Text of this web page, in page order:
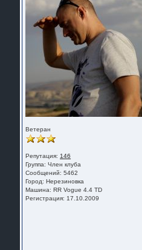
Ветеран
Репутация: 146
Группа:Член клуба
Сообщений: 5462
Город: Нерезиновка
Машина: RR Vogue 4.4 TD
Регистрация: 17.10.2009